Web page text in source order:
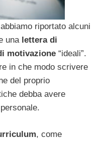
riportato alcuni
una lettera di
motivazione “ideali”.
in che modo scrivere
del proprio
debba avere
, come